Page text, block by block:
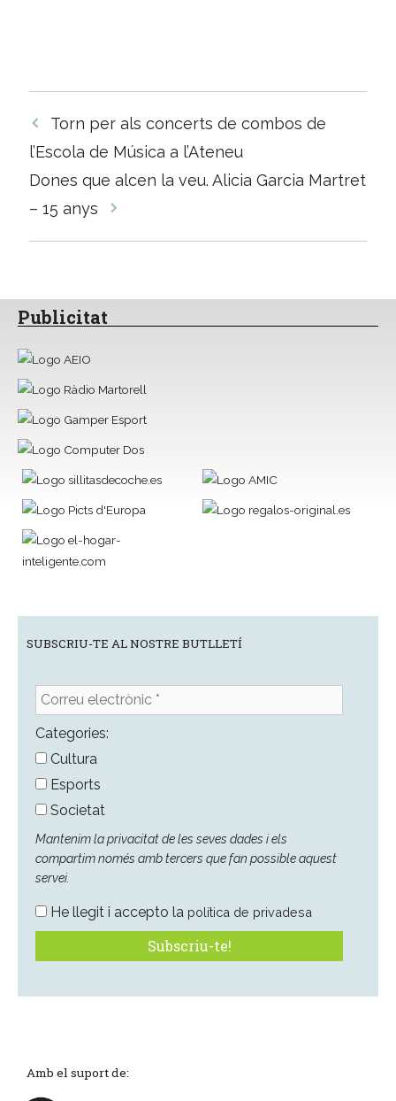
Navegació
per
entrades
Torn per als concerts de combos de
l’Escola de Música a l’Ateneu
Dones que alcen la veu. Alicia Garcia Martret
– 15 anys
Publicitat
SUBSCRIU-TE AL NOSTRE BUTLLETÍ
Correu
electrònic
*Categories:
Cultura
Esports
Societat
Mantenim la privacitat de les seves dades i els
compartim només amb tercers que fan possible aquest
servei.
He llegit i accepto la política de privadesa
Amb el suport de: